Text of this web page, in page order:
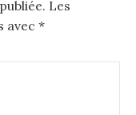
Les
avec *